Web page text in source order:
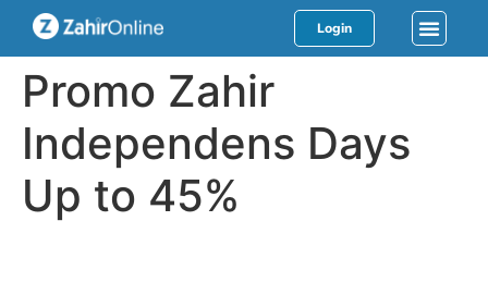
Login
Promo Zahir
Independens Days
Up to 45%